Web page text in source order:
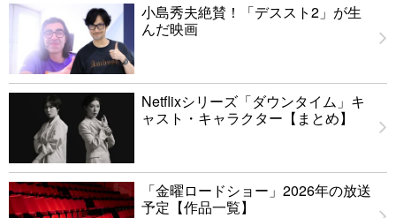
小島秀夫絶賛！「デススト2」が生
んだ映画
Netflixシリーズ「ダウンタイム」キ
ャスト・キャラクター【まとめ】
「金曜ロードショー」2026年の放送
予定【作品一覧】